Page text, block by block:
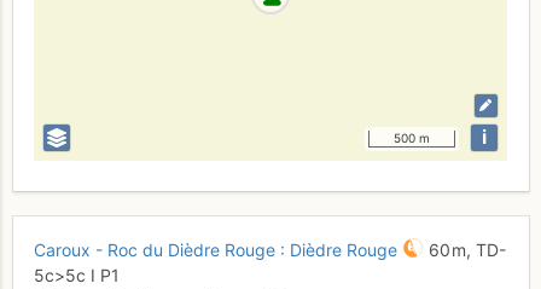
500 m i
Caroux - Roc du Dièdre Rouge : Dièdre Rouge 60 m, TD-
5c>5c I P1